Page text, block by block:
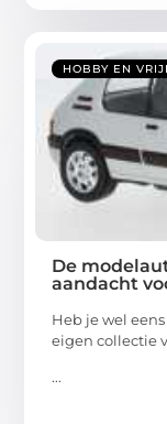
HOBBY EN
De
aandacht
Heb je wel
eigen collectie
...